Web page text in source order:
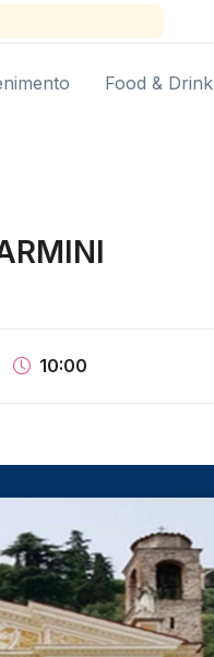
Food & Drink
10:00